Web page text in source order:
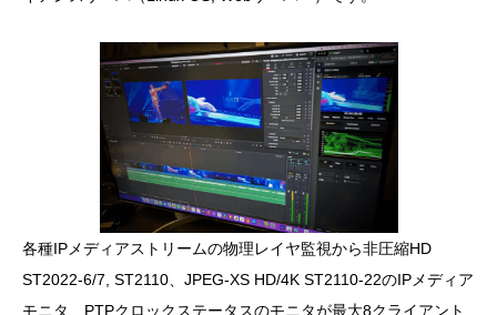
各種IPメディアストリームの物理レイヤ監視から非圧縮HD
ST2022-6/7, ST2110、JPEG-XS HD/4K ST2110-22のIPメディア
モニタ、PTPクロックステータスのモニタが最大8クライアント